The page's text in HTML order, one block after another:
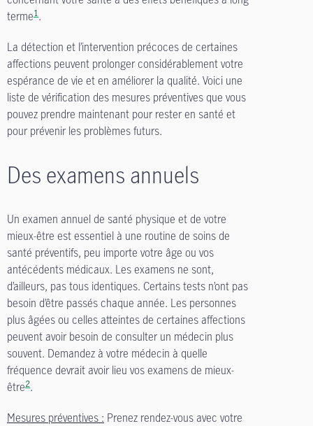
terme1.
La détection et l’intervention précoces de certaines
affections peuvent prolonger considérablement votre
espérance de vie et en améliorer la qualité. Voici une
liste de vérification des mesures préventives que vous
pouvez prendre maintenant pour rester en santé et
pour prévenir les problèmes futurs.
Des examens annuels
Un examen annuel de santé physique et de votre
mieux-être est essentiel à une routine de soins de
santé préventifs, peu importe votre âge ou vos
antécédents médicaux. Les examens ne sont,
d’ailleurs, pas tous identiques. Certains tests n’ont pas
besoin d’être passés chaque année. Les personnes
plus âgées ou celles atteintes de certaines affections
peuvent avoir besoin de consulter un médecin plus
souvent. Demandez à votre médecin à quelle
fréquence devrait avoir lieu vos examens de mieux-
être2.
Mesures préventives : Prenez rendez-vous avec votre